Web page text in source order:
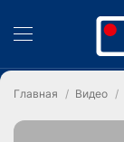
Главная Видео